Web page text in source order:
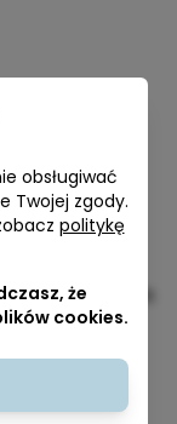
Panien
obsługiwać
Twojej zgody.
politykę
że
cookies.